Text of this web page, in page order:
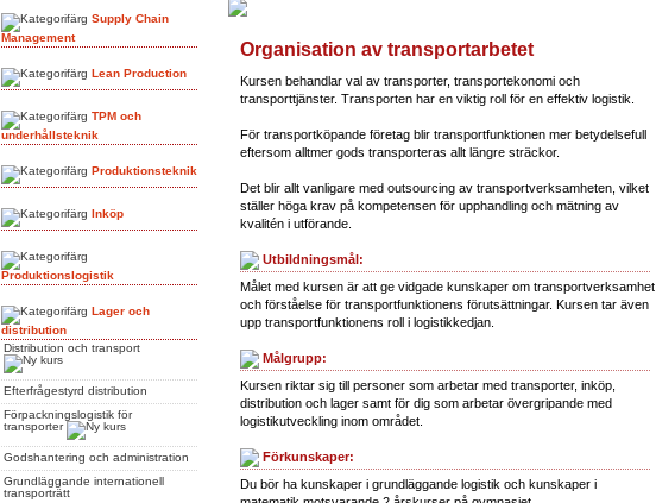
Supply Chain
Management
Lean Production
TPM och
underhållsteknik
Produktionsteknik
Inköp
Produktionslogistik
Lager och
distribution
Distribution och transport
Efterfrågestyrd distribution
Förpackningslogistik för
transporter
Godshantering och administration
Grundläggande internationell
transporträtt
Organisation av transportarbetet
Kursen behandlar val av transporter, transportekonomi och
transporttjänster. Transporten har en viktig roll för en effektiv logistik.
För transportköpande företag blir transportfunktionen mer betydelsefull
eftersom alltmer gods transporteras allt längre sträckor.
Det blir allt vanligare med outsourcing av transportverksamheten, vilket
ställer höga krav på kompetensen för upphandling och mätning av
kvalitén i utförande.
Utbildningsmål:
Målet med kursen är att ge vidgade kunskaper om transportverksamhet
och förståelse för transportfunktionens förutsättningar. Kursen tar även
upp transportfunktionens roll i logistikkedjan.
Målgrupp:
Kursen riktar sig till personer som arbetar med transporter, inköp,
distribution och lager samt för dig som arbetar övergripande med
logistikutveckling inom området.
Förkunskaper:
Du bör ha kunskaper i grundläggande logistik och kunskaper i